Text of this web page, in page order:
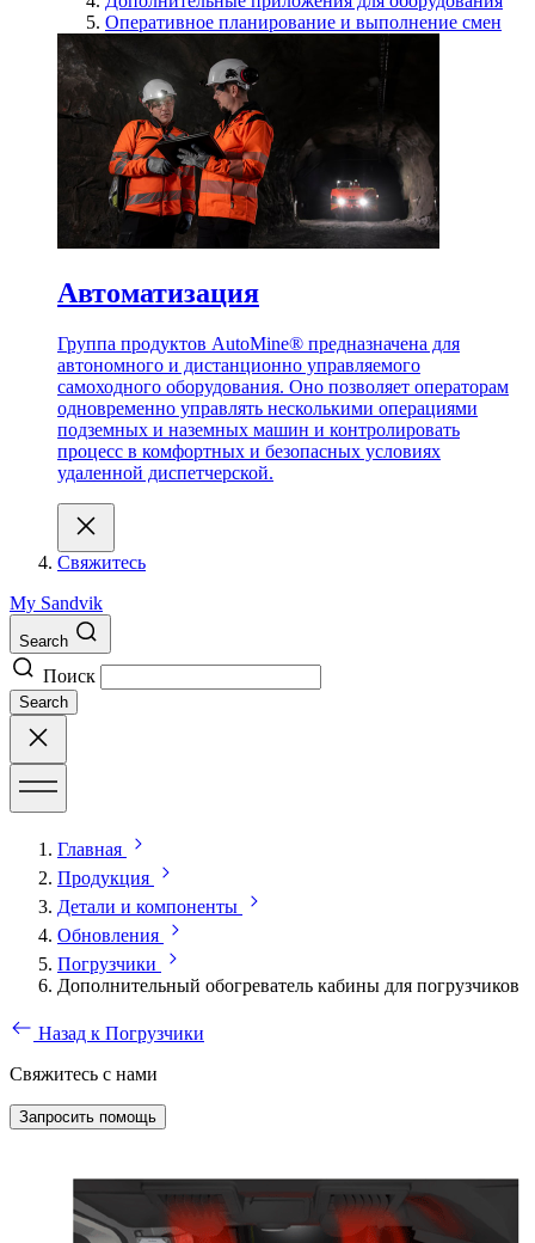
Оперативное планирование и выполнение смен
Автоматизация
Группа продуктов AutoMine® предназначена для
автономного и дистанционно управляемого
самоходного оборудования. Оно позволяет операторам
одновременно управлять несколькими операциями
подземных и наземных машин и контролировать
процесс в комфортных и безопасных условиях
удаленной диспетчерской.
Свяжитесь
My Sandvik
Search
Поиск
Search
Главная
Продукция
Детали и компоненты
Обновления
Погрузчики
Дополнительный обогреватель кабины для погрузчиков
Назад к Погрузчики
Свяжитесь с нами
Запросить помощь